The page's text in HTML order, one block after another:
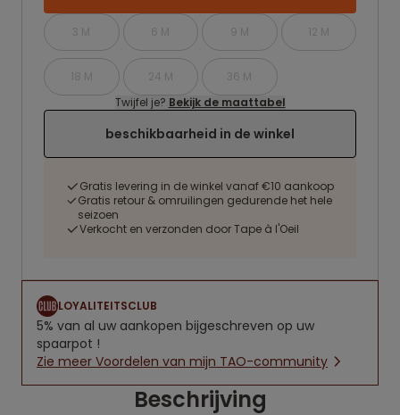
3 M 6 M 9 M 12 M
18 M 24 M
36 M
Twijfel je? Bekijk de maattabel
beschikbaarheid in de winkel
Gratis levering in de winkel vanaf €10 aankoop
Gratis retour & omruilingen gedurende het hele
seizoen
Verkocht en verzonden door Tape à l'Oeil
LOYALITEITSCLUB
5% van al uw aankopen bijgeschreven op uw
spaarpot !
Zie meer Voordelen van mijn TAO-community
Beschrijving